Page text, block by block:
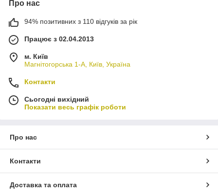
Про нас
94% позитивних з 110 відгуків за рік
Працює з 02.04.2013
м. Київ
Магнітогорська 1-А, Київ, Україна
Контакти
Сьогодні вихідний
Показати весь графік роботи
Про нас
Контакти
Доставка та оплата